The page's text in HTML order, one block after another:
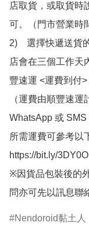
店取貨，或取貨時
可。（門市營業時
2)　選擇快遞送貨
店會在三個工作天
豐速運 <運費到付
（運費由順豐速
WhatsApp 或 SMS
所需運費可參考以
https://bit.ly/
※因貨品包裝後的
問亦可先以訊息
Nendoroid黏土人